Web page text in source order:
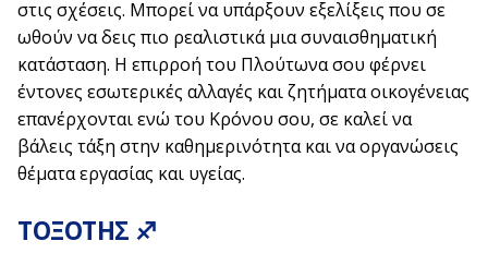
στις σχέσεις. Μπορεί να υπάρξουν εξελίξεις που σε
ωθούν να δεις πιο ρεαλιστικά μια συναισθηματική
κατάσταση. Η επιρροή του Πλούτωνα σου φέρνει
έντονες εσωτερικές αλλαγές και ζητήματα οικογένειας
επανέρχονται ενώ του Κρόνου σου, σε καλεί να
βάλεις τάξη στην καθημερινότητα και να οργανώσεις
θέματα εργασίας και υγείας.
ΤΟΞΟΤΗΣ ♐